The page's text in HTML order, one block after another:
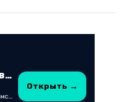
ZYYN — знакомства в Казахстане
Быстрые и безопасные знакомства в Telegram
Открыть →